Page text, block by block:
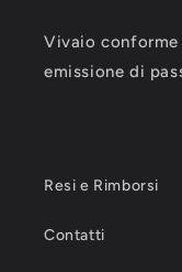
Vivaio conforme
emissione di
Resi e Rimborsi
Contatti